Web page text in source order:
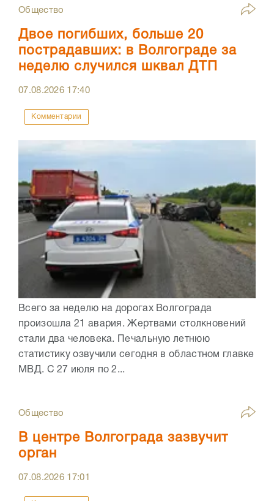
Общество
Двое погибших, больше 20
пострадавших: в Волгограде за
неделю случился шквал ДТП
07.08.2026 17:40
Комментарии
Всего за неделю на дорогах Волгограда
произошла 21 авария. Жертвами столкновений
стали два человека. Печальную летнюю
статистику озвучили сегодня в областном главке
МВД. С 27 июля по 2...
Общество
В центре Волгограда зазвучит
орган
07.08.2026 17:01